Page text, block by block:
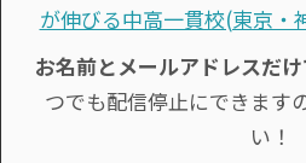
が伸びる中高一貫校(東京・
お名前とメールアドレスだ
つでも配信停止にできます
い！